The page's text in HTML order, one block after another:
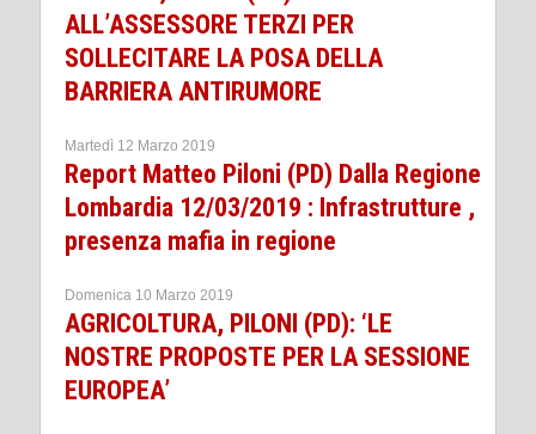
ALL’ASSESSORE TERZI PER
SOLLECITARE LA POSA DELLA
BARRIERA ANTIRUMORE
Martedì 12 Marzo 2019
Report Matteo Piloni (PD) Dalla Regione
Lombardia 12/03/2019 : Infrastrutture ,
presenza mafia in regione
Domenica 10 Marzo 2019
AGRICOLTURA, PILONI (PD): ‘LE
NOSTRE PROPOSTE PER LA SESSIONE
EUROPEA’